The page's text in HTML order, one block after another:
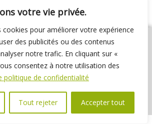
votre vie privée.
cookies pour améliorer votre expérience
des publicités ou des contenus
notre trafic. En cliquant sur «
consentez à notre utilisation des
politique de confidentialité
Tout rejeter Accepter tout
01 69 31 37 31
Nous contacter
Marchés publics Délibérations